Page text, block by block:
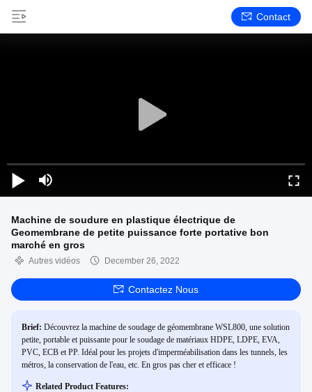
Contact
Machine de soudure en plastique électrique de
Geomembrane de petite puissance forte portative bon
marché en gros
Autres vidéos December 26, 2022
Contactez Nous
Brief: Découvrez la machine de soudage de géomembrane WSL800, une solution
petite, portable et puissante pour le soudage de matériaux HDPE, LDPE, EVA,
PVC, ECB et PP. Idéal pour les projets d'imperméabilisation dans les tunnels, les
métros, la conservation de l'eau, etc. En gros pas cher et efficace !
Related Product Features: